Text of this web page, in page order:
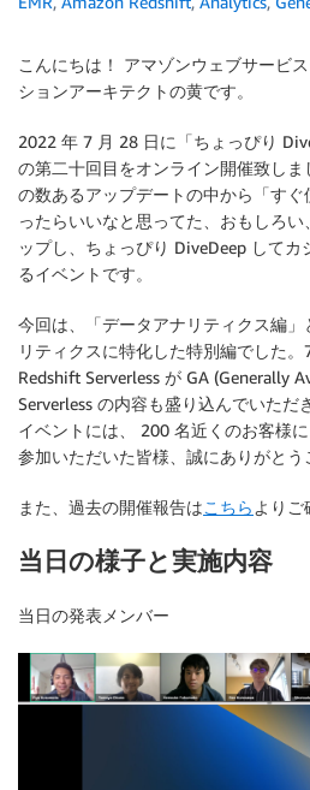
こんにちは！ アマゾンウェブサービ
ションアーキテクトの黄です。
2022 年 7 月 28 日に「ちょっぴり
の第二十回目をオンライン開催致しま
の数あるアップデートの中から「す
ったらいいなと思ってた、おもしろ
ップし、ちょっぴり DiveDeep して
るイベントです。
今回は、「データアナリティクス編
リティクスに特化した特別編でした
Redshift Serverless が GA (Generally
Serverless の内容も盛り込んでいただ
イベントには、 200 名近くのお客様
参加いただいた皆様、誠にありがとう
また、過去の開催報告はこちら よりご
当日の様子と実施内容
当日の発表メンバー